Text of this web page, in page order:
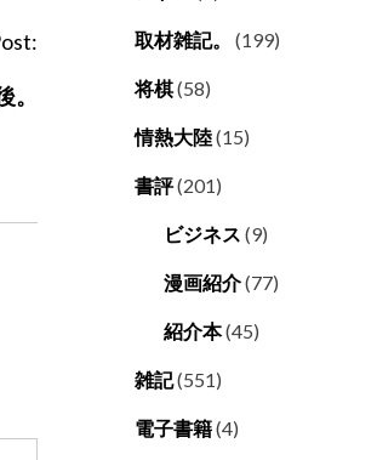
取材雑記。 (199)
将棋(58)
情熱大陸(15)
書評(201)
ビジネス (9)
漫画紹介(77)
紹介本(45)
雑記(551)
電子書籍(4)